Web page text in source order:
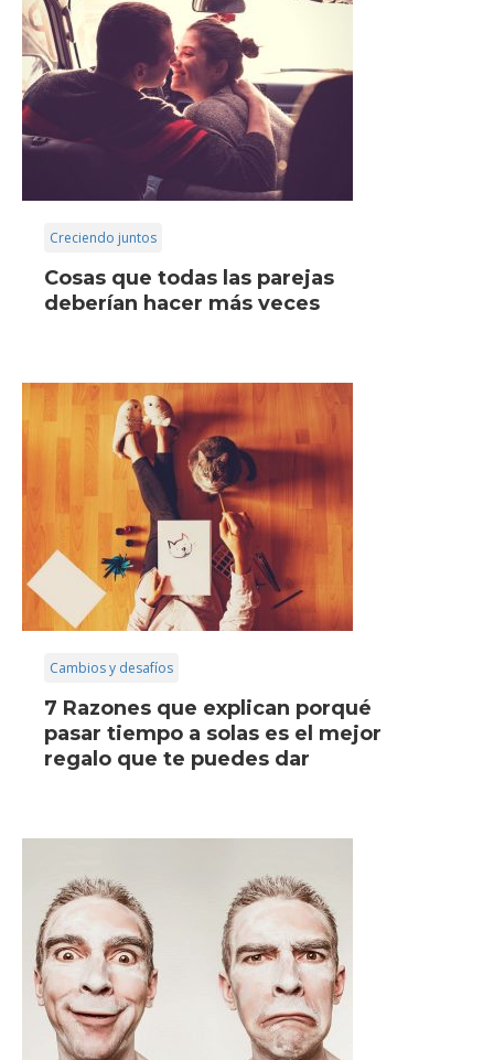
Creciendo juntos
Cosas que todas las parejas
deberían hacer más veces
Cambios y desafíos
7 Razones que explican porqué
pasar tiempo a solas es el mejor
regalo que te puedes dar